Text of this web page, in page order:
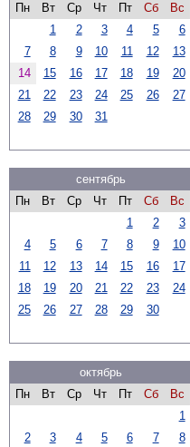
Пн
Вт Ср Чт Пт Сб
Вс
1
2 3 4 5
6
7
8 9 10 11 12
13
14
15 16 17 18 19
20
21
22 23 24 25 26
27
28
29 30 31
сентябрь
Пн
Вт Ср Чт Пт Сб
Вс
1
2
3
4
5 6 7 8 9
10
11
12 13 14 15 16
17
18
19 20 21 22 23
24
25
26 27 28 29 30
октябрь
Пн
Вт Ср Чт Пт Сб
Вс
1
2
3 4 5 6 7
8